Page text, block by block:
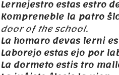
Lernejestro estas estro
Kompreneble la patro
door of the school.
La homaro devas lerni
Laborejo estas ejo por
La dormeto estis tro